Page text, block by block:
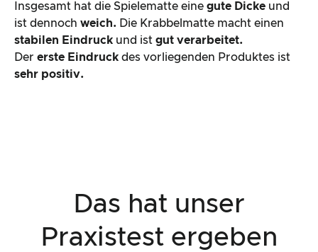
Insgesamt hat die Spielematte eine gute Dicke und
ist dennoch weich. Die Krabbelmatte macht einen
stabilen Eindruck und ist gut verarbeitet.
Der erste Eindruck des vorliegenden Produktes ist
sehr positiv.
Das hat unser
Praxistest ergeben